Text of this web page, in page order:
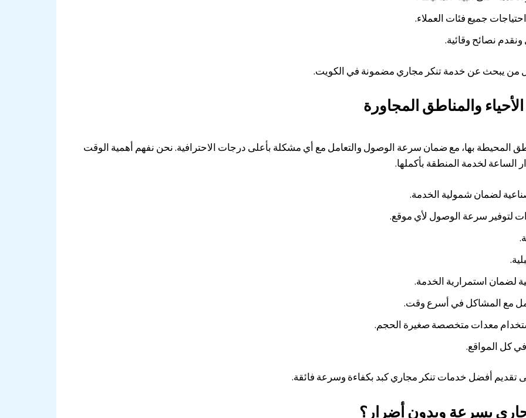
جميع فئات العملاء.
ونقدم نصائح وقائية.
لكل من يبحث عن خدمة تنكر مجاري مضمونة في الكويت.
والمناطق المجاورة
المحيطة بها، مع ضمان سرعة الوصول والتعامل مع أي مشكلة بأعلى درجات الاحترافية. نحن نفهم أهمية الوقت
لخدمة المنطقة بأكملها.
لضمان شمولية الخدمة.
لتوفير سرعة الوصول لأي موقع.
لضمان استمرارية الخدمة.
مع المشاكل في أسرع وقت.
معدات متخصصة صغيرة الحجم.
في كل المواقع.
تقديم أفضل خدمات تنكر مجاري كبد بكفاءة وسرعة فائقة.
بسرعة وبدون أضرار؟